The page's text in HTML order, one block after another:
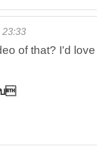
23:33
of that? I'd
บ